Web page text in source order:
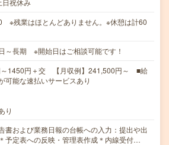
祝休み
※残業はほとんどありません。※休憩は計60
～長期 ※開始日はご相談可能です！
～1450円＋交 【月収例】241,500円～ ■給
可能な速払いサービスあり
り
書および業務日報の台帳への入力：提出や出
予定表への反映・管理表作成＊内線受付…